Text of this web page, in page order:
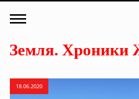
18.06.2020